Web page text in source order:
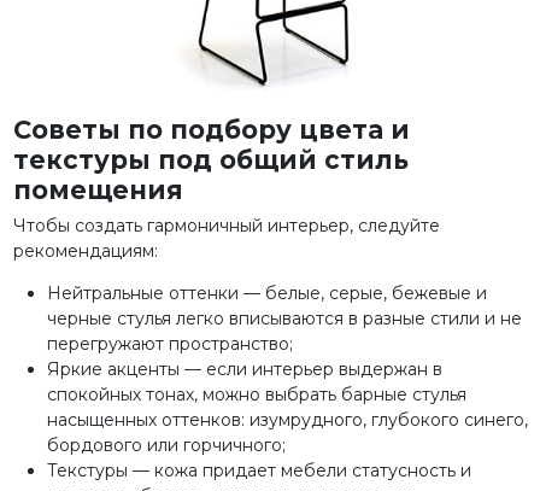
Советы по подбору цвета и
текстуры под общий стиль
помещения
Чтобы создать гармоничный интерьер, следуйте
рекомендациям:
Нейтральные оттенки — белые, серые, бежевые и
черные стулья легко вписываются в разные стили и не
перегружают пространство;
Яркие акценты — если интерьер выдержан в
спокойных тонах, можно выбрать барные стулья
насыщенных оттенков: изумрудного, глубокого синего,
бордового или горчичного;
Текстуры — кожа придает мебели статусность и